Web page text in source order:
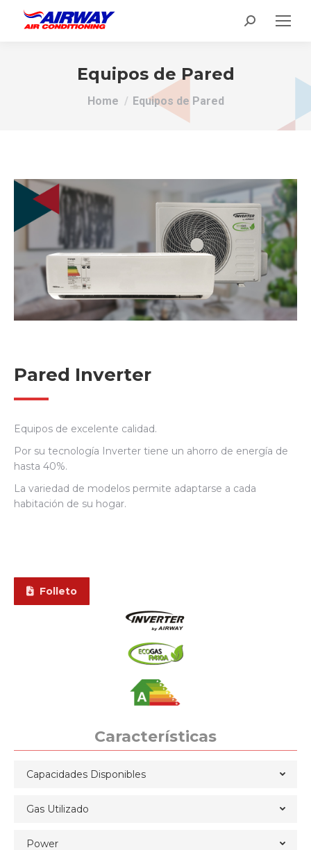
Search:
Equipos de Pared
You are here:
Home Equipos de Pared
Pared Inverter
Equipos de excelente calidad.
Por su tecnología Inverter tiene un ahorro de energía de
hasta 40%.
La variedad de modelos permite adaptarse a cada
habitación de su hogar.
Folleto
Características
Capacidades Disponibles
Gas Utilizado
Power